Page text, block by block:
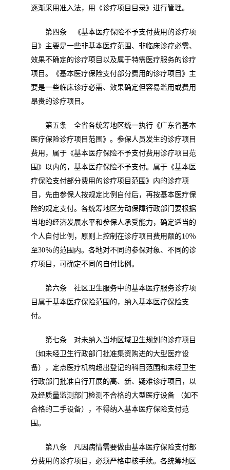
逐渐采用准入法，用《诊疗项目目录》进行管理。
第四条 《基本医疗保险不予支付费用的诊疗项
目》主要是一些非基本医疗范围、非临床诊疗必需、
效果不确定的诊疗项目以及属于特需医疗服务的诊疗
项目。《基本医疗保险支付部分费用的诊疗项目》主
要是一些临床诊疗必需、效果确定但容易滥用或费用
昂贵的诊疗项目。
第五条 全省各统筹地区统一执行《广东省基本
医疗保险诊疗项目范围》。参保人员发生的诊疗项目
费用，属于《基本医疗保险不予支付费用诊疗项目范
围》以内的，基本医疗保险不予支付。属于《基本医
疗保险支付部分费用的诊疗项目范围》内的诊疗项
目，先由参保人按规定比例自付后，再按基本医疗保
险的规定支付。各统筹地区劳动保障行政部门要根据
当地的经济发展水平和参保人承受能力，确定适当的
个人自付比例，原则上控制在诊疗项目费用额的10％
至30％的范围内。各地对不同的参保对象、不同的诊
疗项目，可确定不同的自付比例。
第六条 社区卫生服务中的基本医疗服务诊疗项
目属于基本医疗保险范围的，纳入基本医疗保险支
付。
第七条 对未纳入当地区域卫生规划的诊疗项目
（如未经卫生行政部门批准集资购进的大型医疗设
备），定点医疗机构超出登记的科目范围和未经卫生
行政部门批准自行开展的高、新、疑难诊疗项目，以
及经质量监测部门检测不合格的大型医疗设备 （如不
合格的二手设备），不得纳入基本医疗保险支付范
围。
第八条 凡因病情需要做由基本医疗保险支付部
分费用的诊疗项目，必须严格审核手续。各统筹地区